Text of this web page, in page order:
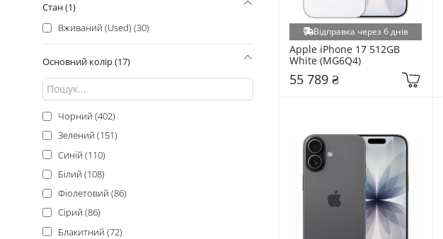
POCO_ (23)
Vivo (21)
Realme (15)
Tecno (14)
Fossibot (13)
Oscal (12)
Poco (10)
Nothing (9)
Sony (8)
Cubot (4)
Стан (1)
Вживаний (Used) (30)
Основний колір (17)
Чорний (402)
Зелений (151)
Синій (110)
Білий (108)
Фіолетовий (86)
Сірий (86)
Блакитний (72)
Відправка через 6 днів
Apple iPhone 17 512GB
White (MG6Q4)
55 789 ₴